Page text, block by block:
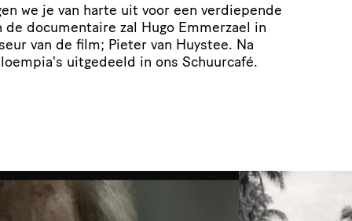
we je van harte uit voor een verdiepende
de documentaire zal Hugo Emmerzael in
van de film; Pieter van Huystee. Na
uitgedeeld in ons Schuurcafé.